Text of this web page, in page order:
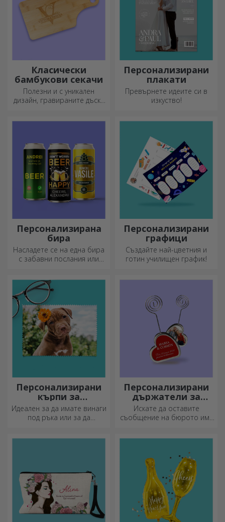
Класически
бамбукови секачи
Полезни и с уникален
дизайн, гравираните дъски
Персонализирани
плакати
Превърнете идеите си в
изкуство!
Персонализирана
бира
Насладете се на една бира
с забавни послания или
Персонализирани
графици
Създайте най-цветния и
готин училищен график!
Персонализирани
кърпи за
почистване на
екрани и стъкла
Идеален за да имате винаги
под ръка или за да
Персонализирани
държатели за
съобщения
Искате да оставите
съобщение на бюрото им?